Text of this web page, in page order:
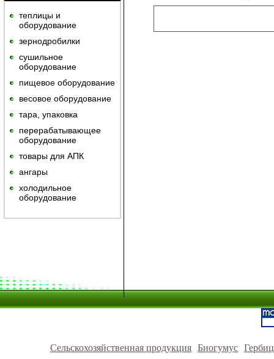
теплицы и
оборудование
зернодробилки
сушильное
оборудование
пищевое оборудование
весовое оборудование
тара, упаковка
перерабатывающее
оборудование
товары для АПК
ангары
холодильное
оборудование
Сельскохозяйственная продукция Биогумус